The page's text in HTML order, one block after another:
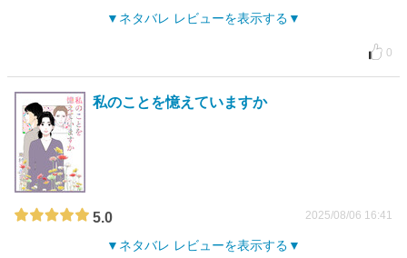
ネタバレ レビューを表示する
0
私のことを憶えていますか
5.0 2025/08/06 16:41
ネタバレ レビューを表示する